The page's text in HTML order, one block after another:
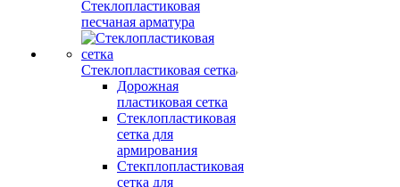
Стеклопластиковая
песчаная арматура
Стеклопластиковая сетка
Дорожная
пластиковая сетка
Стеклопластиковая
сетка для
армирования
Стекплопластиковая
сетка для